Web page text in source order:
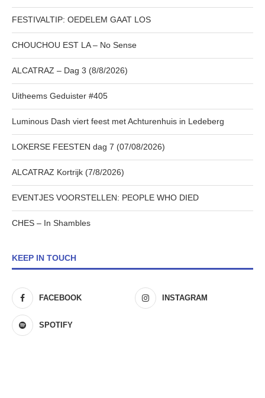
FESTIVALTIP: OEDELEM GAAT LOS
CHOUCHOU EST LA – No Sense
ALCATRAZ – Dag 3 (8/8/2026)
Uitheems Geduister #405
Luminous Dash viert feest met Achturenhuis in Ledeberg
LOKERSE FEESTEN dag 7 (07/08/2026)
ALCATRAZ Kortrijk (7/8/2026)
EVENTJES VOORSTELLEN: PEOPLE WHO DIED
CHES – In Shambles
KEEP IN TOUCH
FACEBOOK INSTAGRAM
SPOTIFY